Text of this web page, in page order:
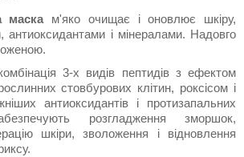
маска м'яко очищає і оновлює шкіру,
антиоксидантами і мінералами. Надовго
3-х видів пептидів з ефектом
стовбурових клітин, роксісом і
антиоксидантів і протизапальних
розгладження зморшок,
шкіри, зволоження і відновлення